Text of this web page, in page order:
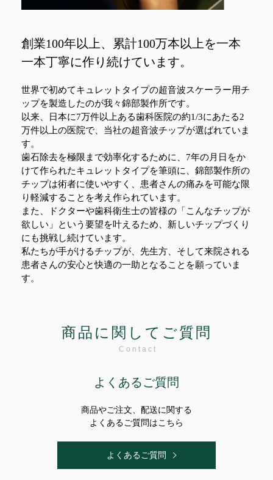
創業100年以上、累計100万本以上を一本
一本丁寧に作り続けています。
世界で初めてキュレットタイプの超音波スケーラー用チ
ップを製造したのが我々錦部製作所です。
以来、日本に7万件以上ある歯科医院の約1/3にあたる2
万件以上の医院で、当社の超音波チップが選ばれていま
す。
歯石除去を極限まで効率化するために、7年の月日をか
けて作られたキュレットタイプを筆頭に、錦部製作所の
チップは術者に使いやすく、患者さんの痛みを可能な限
り軽減することを考え作られています。
また、ドクターや歯科衛生士の皆様の「こんなチップが
欲しい」という要望を叶えるため、新しいチップづくり
にも挑戦し続けています。
私たちが手がけるチップが、先生方、そして来院される
患者さんの安心と快適の一助となることを願っていま
す。
商品に関してご質問
Contact
よくあるご質問
商品やご注文、配送に関する
よくあるご質問はこちら
よくあるご質問